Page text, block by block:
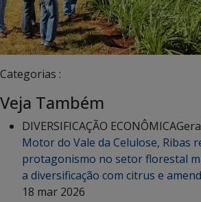
Categorias :
Veja Também
DIVERSIFICAÇÃO ECONÔMICA
Motor do Vale da Celulose, Ribas
protagonismo no setor florestal
a diversificação com citrus e
18 mar 2026